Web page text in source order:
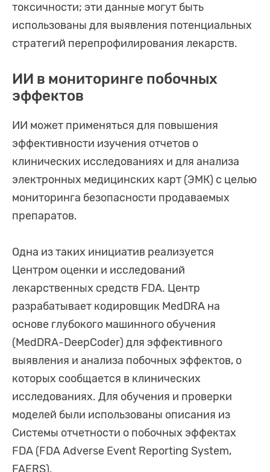
токсичности; эти данные могут быть
использованы для выявления потенциальных
стратегий перепрофилирования лекарств.
ИИ в мониторинге побочных
эффектов
ИИ может применяться для повышения
эффективности изучения отчетов о
клинических исследованиях и для анализа
электронных медицинских карт (ЭМК) с целью
мониторинга безопасности продаваемых
препаратов.
Одна из таких инициатив реализуется
Центром оценки и исследований
лекарственных средств FDA. Центр
разрабатывает кодировщик MedDRA на
основе глубокого машинного обучения
(MedDRA-DeepCoder) для эффективного
выявления и анализа побочных эффектов, о
которых сообщается в клинических
исследованиях. Для обучения и проверки
моделей были использованы описания из
Системы отчетности о побочных эффектах
FDA (FDA Adverse Event Reporting System,
FAERS).